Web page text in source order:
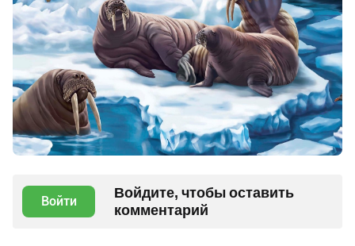
Войти
Войдите, чтобы оставить
комментарий